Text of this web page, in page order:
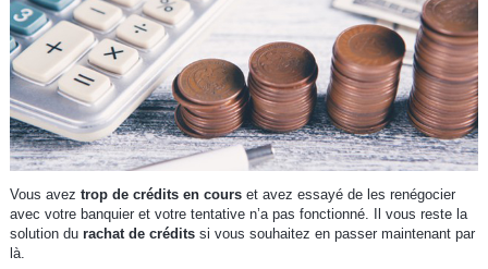
Vous avez trop de crédits en courset avez essayé de les renégocier
avec votre banquier et votre tentative n’a pas fonctionné. Il vous reste la
solution du rachat de créditssi vous souhaitez en passer maintenant par
là.